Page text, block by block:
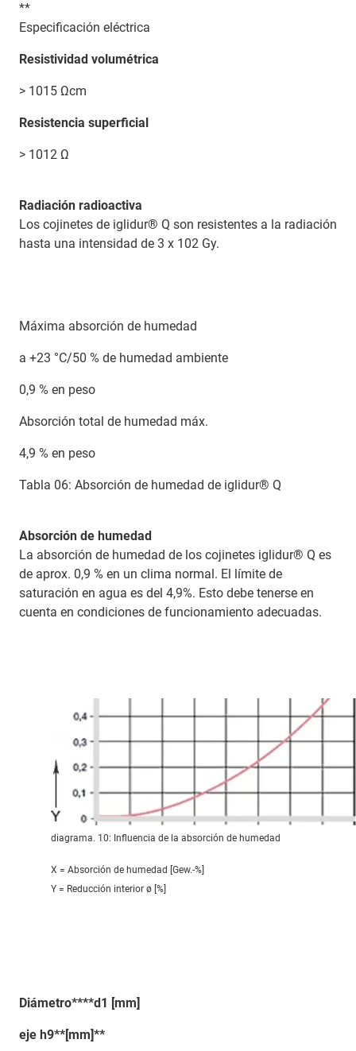
**
Especificación eléctrica
Resistividad volumétrica
> 1015 Ωcm
Resistencia superficial
> 1012 Ω
Radiación radioactiva
Los cojinetes de iglidur® Q son resistentes a la radiación
hasta una intensidad de 3 x 102 Gy.
Máxima absorción de humedad
a +23 °C/50 % de humedad ambiente
0,9 % en peso
Absorción total de humedad máx.
4,9 % en peso
Tabla 06: Absorción de humedad de iglidur® Q
Absorción de humedad
La absorción de humedad de los cojinetes iglidur® Q es
de aprox. 0,9 % en un clima normal. El límite de
saturación en agua es del 4,9%. Esto debe tenerse en
cuenta en condiciones de funcionamiento adecuadas.
diagrama. 10: Influencia de la absorción de humedad
X = Absorción de humedad [Gew.-%]
Y = Reducción interior ø [%]
Diámetro****d1 [mm]
eje h9**[mm]**